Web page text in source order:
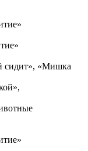
сидит», «Мишка